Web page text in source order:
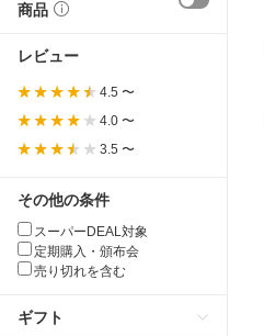
商品
レビュー
4.5 〜
4.0 〜
3.5 〜
その他の条件
スーパーDEAL対象
定期購入・頒布会
売り切れを含む
ギフト